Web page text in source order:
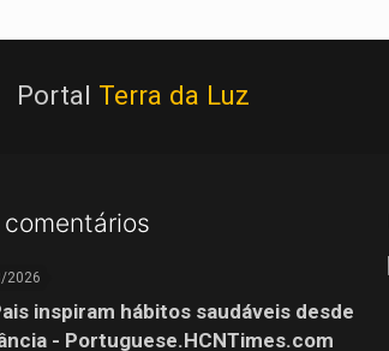
Portal Terra da Luz
2026
inspiram hábitos saudáveis desde
- Portuguese.HCNTimes.com